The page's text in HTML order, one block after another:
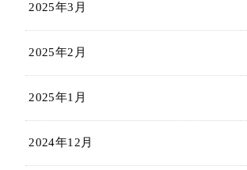
2025年3月
2025年2月
2025年1月
2024年12月